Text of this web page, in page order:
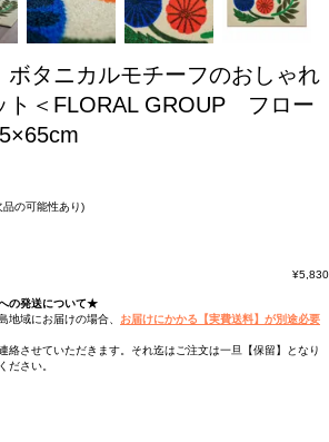
ボタニカルモチーフのおしゃれ
ト＜FLORAL GROUP フロー
の可能性あり)
¥5,830
の発送について★
地域にお届けの場合、 お届けにかかる【実費送料】が別途必要
絡させていただきます。それ迄はご注文は一旦【保留】となり
ださい。